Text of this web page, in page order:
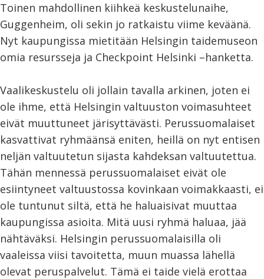
Toinen mahdollinen kiihkeä keskustelunaihe,
Guggenheim, oli sekin jo ratkaistu viime keväänä.
Nyt kaupungissa mietitään Helsingin taidemuseon
omia resursseja ja Checkpoint Helsinki –hanketta.
Vaalikeskustelu oli jollain tavalla arkinen, joten ei
ole ihme, että Helsingin valtuuston voimasuhteet
eivät muuttuneet järisyttävästi. Perussuomalaiset
kasvattivat ryhmäänsä eniten, heillä on nyt entisen
neljän valtuutetun sijasta kahdeksan valtuutettua.
Tähän mennessä perussuomalaiset eivät ole
esiintyneet valtuustossa kovinkaan voimakkaasti, ei
ole tuntunut siltä, että he haluaisivat muuttaa
kaupungissa asioita. Mitä uusi ryhmä haluaa, jää
nähtäväksi. Helsingin perussuomalaisilla oli
vaaleissa viisi tavoitetta, muun muassa lähellä
olevat peruspalvelut. Tämä ei taide vielä erottaa